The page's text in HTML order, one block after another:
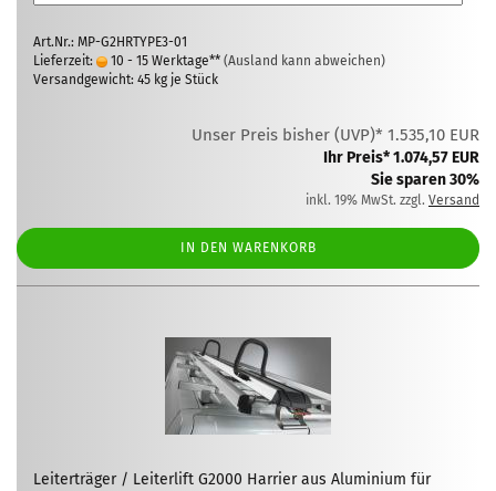
Art.Nr.: MP-G2HRTYPE3-01
Lieferzeit:
10 - 15 Werktage** (Ausland kann abweichen)
Versandgewicht: 45 kg je Stück
Unser Preis bisher (UVP)* 1.535,10 EUR
Ihr Preis* 1.074,57 EUR
Sie sparen 30%
inkl. 19% MwSt. zzgl. Versand
IN DEN WARENKORB
Leiterträger / Leiterlift G2000 Harrier aus Aluminium für